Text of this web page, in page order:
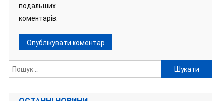
подальших
коментарів.
Пошук: